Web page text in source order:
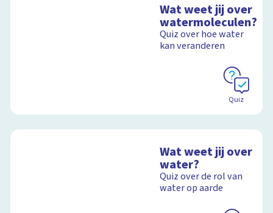
Wat weet jij over
watermoleculen?
Quiz over hoe water
kan veranderen
Quiz
Wat weet jij over
water?
Quiz over de rol van
water op aarde